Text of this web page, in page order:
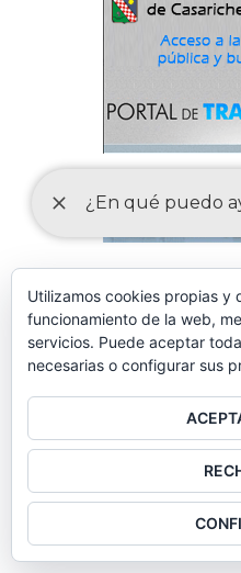
Utilizamos cookies propias y
funcionamiento de la web,
servicios. Puede aceptar
necesarias o configurar sus